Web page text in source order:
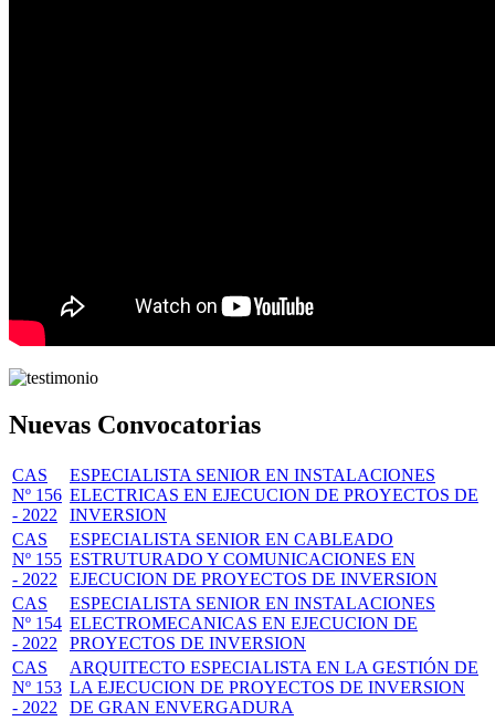
Nuevas Convocatorias
CAS
Nº 156
- 2022
ESPECIALISTA SENIOR EN INSTALACIONES
ELECTRICAS EN EJECUCION DE PROYECTOS DE
INVERSION
CAS
Nº 155
- 2022
ESPECIALISTA SENIOR EN CABLEADO
ESTRUTURADO Y COMUNICACIONES EN
EJECUCION DE PROYECTOS DE INVERSION
CAS
Nº 154
- 2022
ESPECIALISTA SENIOR EN INSTALACIONES
ELECTROMECANICAS EN EJECUCION DE
PROYECTOS DE INVERSION
CAS
Nº 153
- 2022
ARQUITECTO ESPECIALISTA EN LA GESTIÓN DE
LA EJECUCION DE PROYECTOS DE INVERSION
DE GRAN ENVERGADURA